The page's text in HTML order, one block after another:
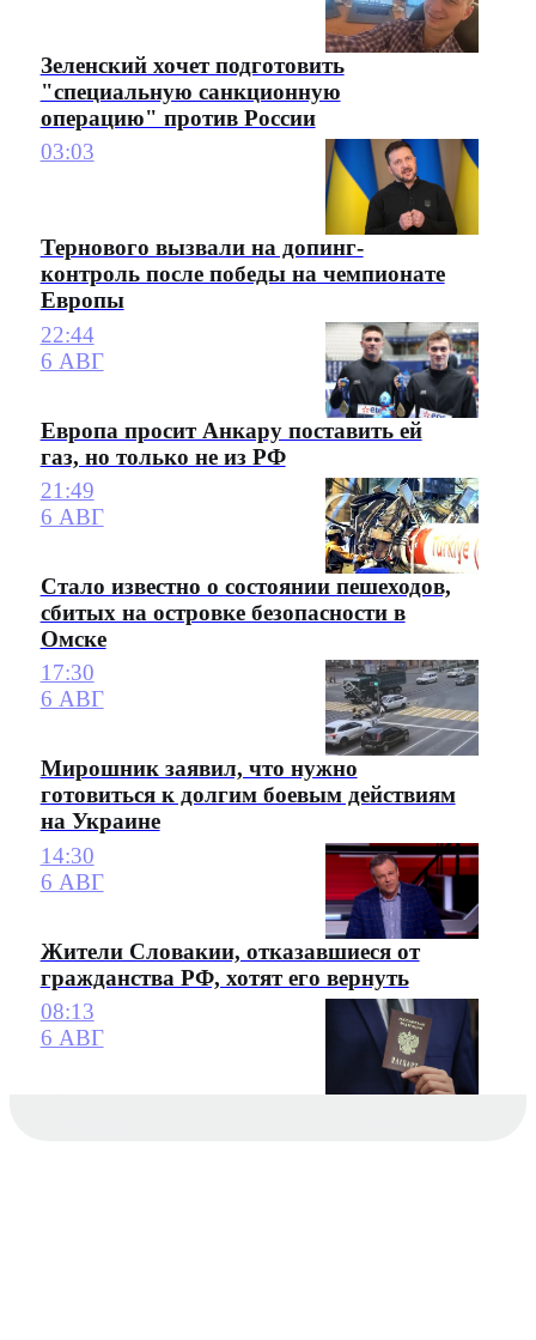
Зеленский хочет подготовить
"специальную санкционную
операцию" против России
03:03
Тернового вызвали на допинг-
контроль после победы на чемпионате
Европы
22:44
6 АВГ
Европа просит Анкару поставить ей
газ, но только не из РФ
21:49
6 АВГ
Стало известно о состоянии пешеходов,
сбитых на островке безопасности в
Омске
17:30
6 АВГ
Мирошник заявил, что нужно
готовиться к долгим боевым действиям
на Украине
14:30
6 АВГ
Жители Словакии, отказавшиеся от
гражданства РФ, хотят его вернуть
08:13
6 АВГ